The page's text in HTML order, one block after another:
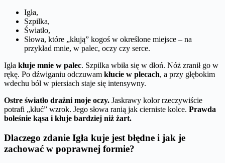
Igła,
Szpilka,
Światło,
Słowa, które „kłują” kogoś w określone miejsce – na
przykład mnie, w palec, oczy czy serce.
Igła kłuje mnie w palec. Szpilka wbiła się w dłoń. Nóż zranił go w
rękę. Po dźwiganiu odczuwam kłucie w plecach, a przy głębokim
wdechu ból w piersiach staje się intensywny.
Ostre światło drażni moje oczy. Jaskrawy kolor rzeczywiście
potrafi „kłuć” wzrok. Jego słowa ranią jak cierniste kolce. Prawda
boleśnie kąsa i kłuje bardziej niż żart.
Dlaczego zdanie Igła kuje jest błędne i jak je
zachować w poprawnej formie?